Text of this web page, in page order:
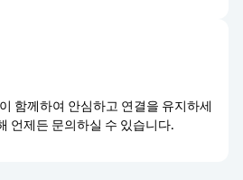
함께하여 안심하고 연결을 유지하세
언제든 문의하실 수 있습니다.